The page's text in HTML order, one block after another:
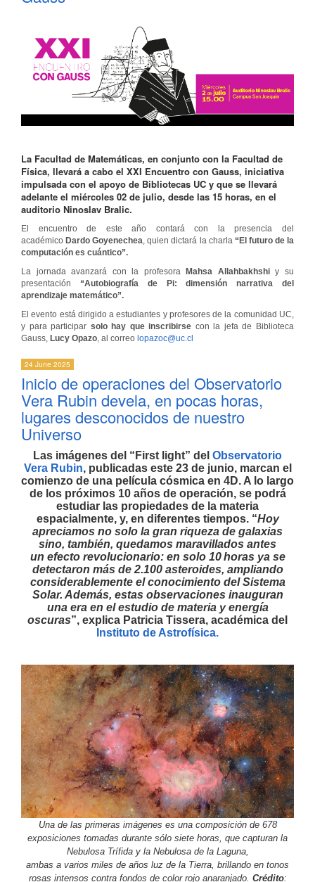
La Facultad de Matemáticas, en conjunto con la Facultad de
Física, llevará a cabo el XXI Encuentro con Gauss, iniciativa
impulsada con el apoyo de Bibliotecas UC y que se llevará
adelante el miércoles 02 de julio, desde las 15 horas, en el
auditorio Ninoslav Bralic.
El encuentro de este año contará con la presencia del
académico Dardo Goyenechea, quien dictará la charla “El futuro de la
computación es cuántico”.
La jornada avanzará con la profesora
Mahsa Allahbakhshiy su
presentación “Autobiografía de Pi: dimensión narrativa del
aprendizaje matemático”.
El evento está dirigido a estudiantes y profesores de la comunidad UC,
y para participar solo hay que inscribirse con la jefa de Biblioteca
Gauss, Lucy Opazo, al correo lopazoc@uc.cl
24 June 2025
Inicio de operaciones del Observatorio
Vera Rubin devela, en pocas horas,
lugares desconocidos de nuestro
Universo
Las imágenes del “First light” del Observatorio
Vera Rubin, publicadas este 23 de junio, marcan el
comienzo de una película cósmica en 4D. A lo largo
de los próximos 10 años de operación, se podrá
estudiar las propiedades de la materia
espacialmente, y, en diferentes tiempos. “Hoy
apreciamos no solo la gran riqueza de galaxias
sino, también, quedamos maravillados antes
un efecto revolucionario: en solo 10 horas ya se
detectaron más de 2.100 asteroides, ampliando
considerablemente el conocimiento del Sistema
Solar. Además, estas observaciones inauguran
una era en el estudio de materia y energía
oscuras”, explica Patricia Tissera, académica del
Instituto de Astrofísica.
Una de las primeras imágenes es una composición de 678
exposiciones tomadas durante sólo siete horas, que capturan la
Nebulosa Trífida y la Nebulosa de la Laguna,
ambas a varios miles de años luz de la Tierra, brillando en tonos
rosas intensos contra fondos de color rojo anaranjado. Crédito: